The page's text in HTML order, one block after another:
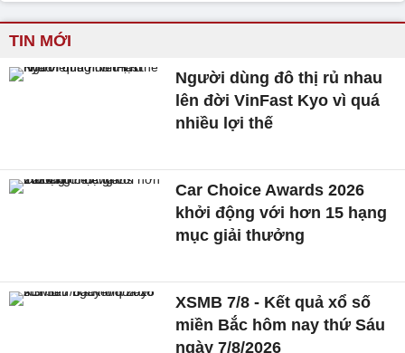
TIN MỚI
Người dùng đô thị rủ nhau
lên đời VinFast Kyo vì quá
nhiều lợi thế
Car Choice Awards 2026
khởi động với hơn 15 hạng
mục giải thưởng
XSMB 7/8 - Kết quả xổ số
miền Bắc hôm nay thứ Sáu
ngày 7/8/2026